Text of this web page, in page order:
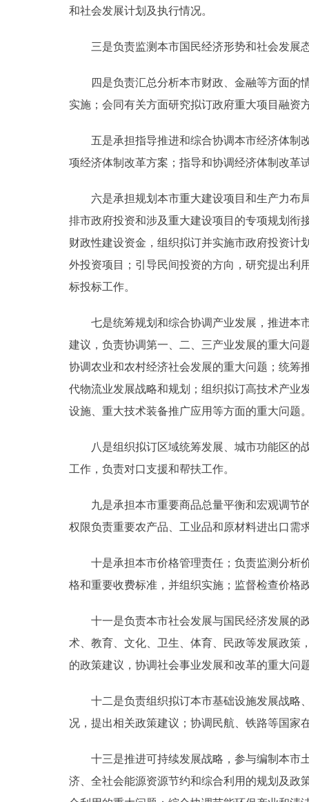
和社会发展计划及执行情况。
三是负责监测本市国民经济形势和社会发展态
四是负责汇总分析本市财政、金融等方面的情
实施；会同有关方面研究拟订政府重大项目融资
五是承担指导推进和综合协调本市经济体制改
项经济体制改革方案；指导和协调经济体制改革
六是承担规划本市重大建设项目和生产力布局
排市政府投资和涉及重大建设项目的专项规划衔
财政性建设资金，组织拟订并实施市政府投资计
外投资项目；引导民间投资的方向，研究提出利
标投标工作。
七是统筹规划和综合协调产业发展，推进本市
建议，负责协调第一、二、三产业发展的重大问
协调农业和农村经济社会发展的重大问题；统筹
代物流业发展战略和规划；组织拟订高技术产业
设施、重大技术装备推广应用等方面的重大问题
八是组织拟订区域统筹发展、城市功能区的战
工作，负责对口支援和帮扶工作。
九是承担本市重要商品总量平衡和宏观调节的
权限负责重要农产品、工业品和原材料进出口需
十是承担本市价格管理责任；负责监测分析价
格和重要收费标准，并组织实施；监督检查价格
十一是负责本市社会发展与国民经济发展的政
术、教育、文化、卫生、体育、民政等发展政策
的政策建议，协调社会事业发展和改革的重大问
十二是负责组织拟订本市基础设施发展战略、
况，提出相关政策建议；协调民航、铁路等国家
十三是推进可持续发展战略，参与编制本市土
济、全社会能源资源节约和综合利用的规划及政